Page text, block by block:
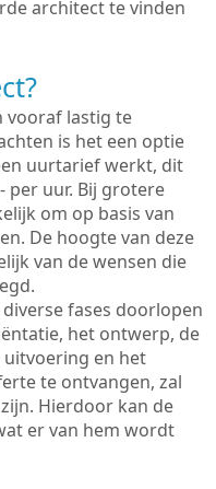
architect te vinden
vooraf lastig te
is het een optie
uurtarief werkt, dit
per uur. Bij grotere
om op basis van
De hoogte van deze
van de wensen die
fases doorlopen
het ontwerp, de
en het
te ontvangen, zal
Hierdoor kan de
er van hem wordt